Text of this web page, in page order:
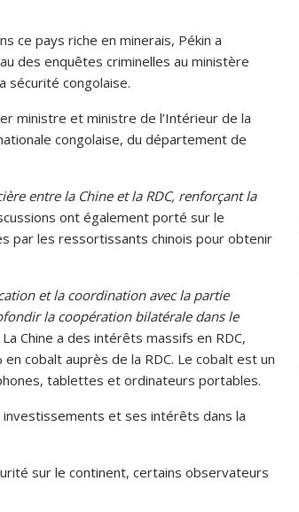
ce pays riche en minerais, Pékin a
des enquêtes criminelles au ministère
sécurité congolaise.
ministre et ministre de l’Intérieur de la
congolaise, du département de
entre la Chine et la RDC, renforçant la
ont également porté sur le
par les ressortissants chinois pour obtenir
et la coordination avec la partie
la coopération bilatérale dans le
Chine a des intérêts massifs en RDC,
cobalt auprès de la RDC. Le cobalt est un
tablettes et ordinateurs portables.
et ses intérêts dans la
sur le continent, certains observateurs